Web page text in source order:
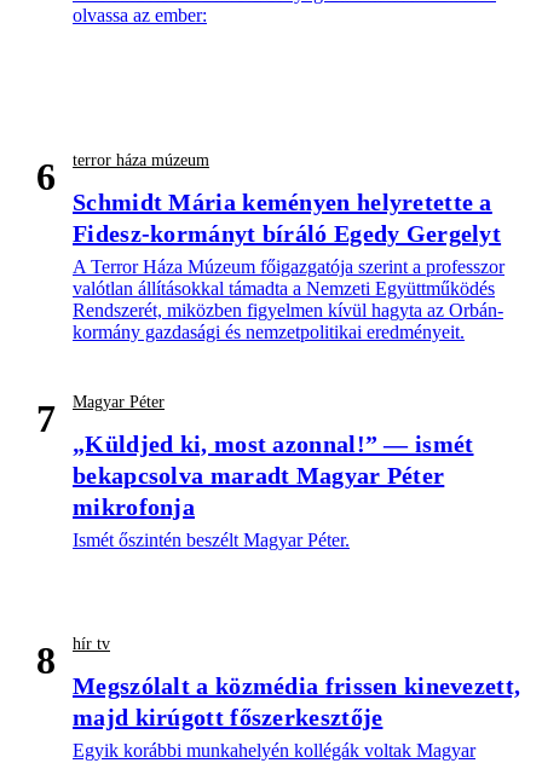
olvassa az ember:
6 terror háza múzeum
Schmidt Mária keményen helyretette a
Fidesz-kormányt bíráló Egedy Gergelyt
A Terror Háza Múzeum főigazgatója szerint a professzor
valótlan állításokkal támadta a Nemzeti Együttműködés
Rendszerét, miközben figyelmen kívül hagyta az Orbán-
kormány gazdasági és nemzetpolitikai eredményeit.
7 Magyar Péter
„Küldjed ki, most azonnal!” — ismét
bekapcsolva maradt Magyar Péter
mikrofonja
Ismét őszintén beszélt Magyar Péter.
8 hír tv
Megszólalt a közmédia frissen kinevezett,
majd kirúgott főszerkesztője
Egyik korábbi munkahelyén kollégák voltak Magyar